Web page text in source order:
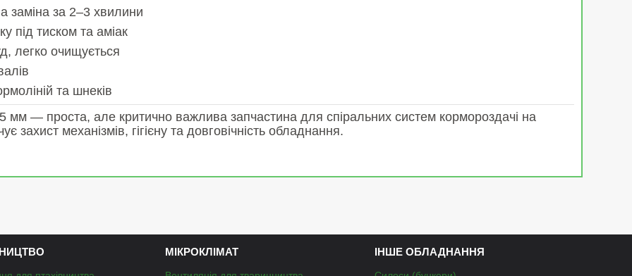
заміна за 2–3 хвилини
під тиском та аміак
легко очищується
та шнеків
— проста, але критично важлива запчастина для спіральних систем кормороздачі на
механізмів, гігієну та довговічність обладнання.
МІКРОКЛІМАТ ІНШЕ ОБЛАДНАННЯ